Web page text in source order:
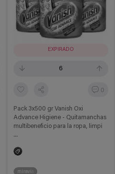
EXPIRADO
6
0
Pack 3x500 gr Vanish Oxi
Advance Higiene - Quitamanchas
multibeneficio para la ropa, limpi
...
miravia